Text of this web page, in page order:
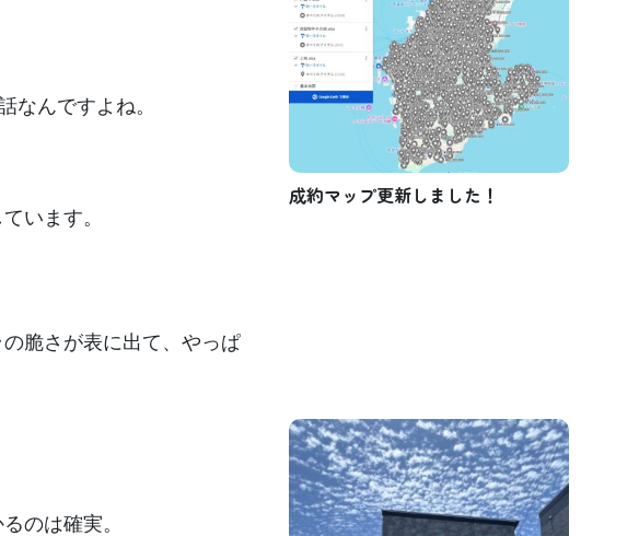
なんですよね。
います。
脆さが表に出て、やっぱ
のは確実。
成約マップ更新しました！